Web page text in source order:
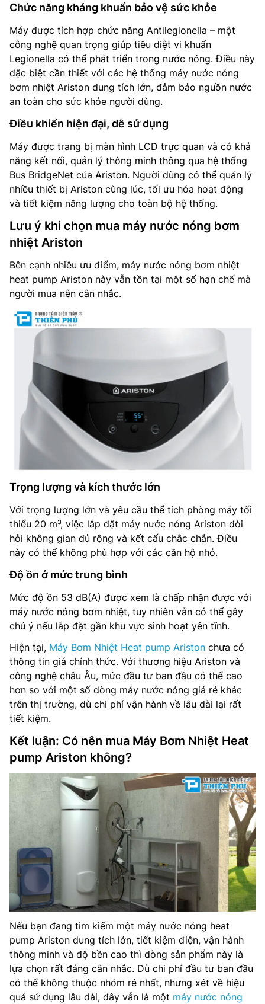
Chức năng kháng khuẩn bảo vệ sức khỏe
Máy được tích hợp chức năng Antilegionella – một
công nghệ quan trọng giúp tiêu diệt vi khuẩn
Legionella có thể phát triển trong nước nóng. Điều này
đặc biệt cần thiết với các hệ thống máy nước nóng
bơm nhiệt Ariston dung tích lớn, đảm bảo nguồn nước
an toàn cho sức khỏe người dùng.
Điều khiển hiện đại, dễ sử dụng
Máy được trang bị màn hình LCD trực quan và có khả
năng kết nối, quản lý thông minh thông qua hệ thống
Bus BridgeNet của Ariston. Người dùng có thể quản lý
nhiều thiết bị Ariston cùng lúc, tối ưu hóa hoạt động
và tiết kiệm năng lượng cho toàn bộ hệ thống.
Lưu ý khi chọn mua máy nước nóng bơm
nhiệt Ariston
Bên cạnh nhiều ưu điểm, máy nước nóng bơm nhiệt
heat pump Ariston này vẫn tồn tại một số hạn chế mà
người mua nên cân nhắc.
Trọng lượng và kích thước lớn
Với trọng lượng lớn và yêu cầu thể tích phòng máy tối
thiểu 20 m³, việc lắp đặt máy nước nóng Ariston đòi
hỏi không gian đủ rộng và kết cấu chắc chắn. Điều
này có thể không phù hợp với các căn hộ nhỏ.
Độ ồn ở mức trung bình
Mức độ ồn 53 dB(A) được xem là chấp nhận được với
máy nước nóng bơm nhiệt, tuy nhiên vẫn có thể gây
chú ý nếu lắp đặt gần khu vực sinh hoạt yên tĩnh.
Hiện tại, Máy Bơm Nhiệt Heat pump Ariston chưa có
thông tin giá chính thức. Với thương hiệu Ariston và
công nghệ châu Âu, mức đầu tư ban đầu có thể cao
hơn so với một số dòng máy nước nóng giá rẻ khác
trên thị trường, dù chi phí vận hành về lâu dài lại rất
tiết kiệm.
Kết luận: Có nên mua Máy Bơm Nhiệt Heat
pump Ariston không?
Nếu bạn đang tìm kiếm một máy nước nóng heat
pump Ariston dung tích lớn, tiết kiệm điện, vận hành
thông minh và độ bền cao thì dòng sản phẩm này là
lựa chọn rất đáng cân nhắc. Dù chi phí đầu tư ban đầu
có thể không thuộc nhóm rẻ nhất, nhưng xét về hiệu
quả sử dụng lâu dài, đây vẫn là một máy nước nóng